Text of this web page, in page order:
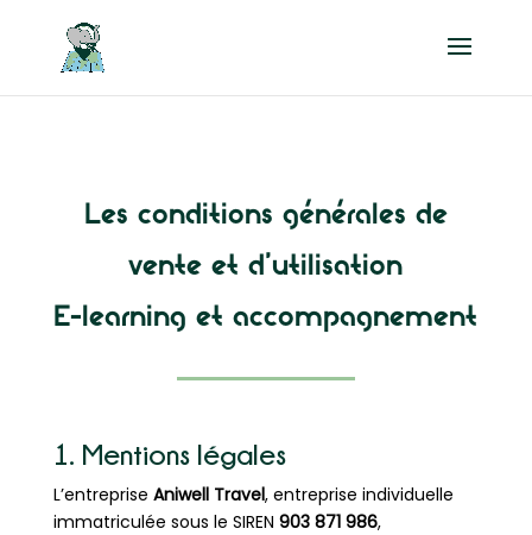
Les conditions générales de
vente et d’utilisation
E-learning et accompagnement
1. Mentions légales
L’entreprise Aniwell Travel, entreprise individuelle
immatriculée sous le SIREN 903 871 986,